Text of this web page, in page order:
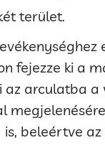
terület.
fejezze ki a
arculatba
beleértve